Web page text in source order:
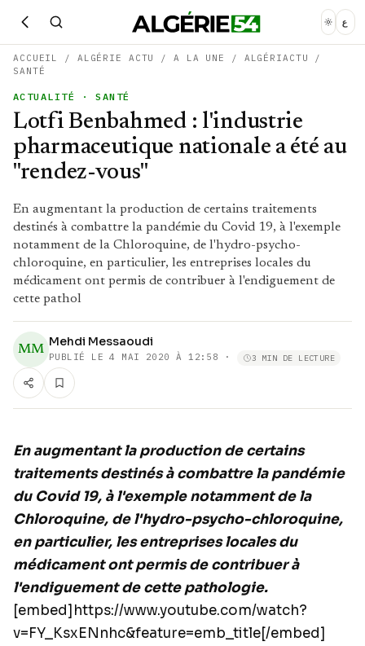
ع
ACCUEIL / ALGÉRIE ACTU /A LA UNE / ALGÉRIACTU
/
SANTÉ
ACTUALITÉ · SANTÉ
Lotfi Benbahmed : l'industrie
pharmaceutique nationale a été au
"rendez-vous"
En augmentant la production de certains traitements
destinés à combattre la pandémie du Covid 19, à l'exemple
notamment de la Chloroquine, de l'hydro-psycho-
chloroquine, en particulier, les entreprises locales du
médicament ont permis de contribuer à l'endiguement de
cette pathol
MM
Mehdi Messaoudi
PUBLIÉ LE4 MAI 2020 À 12:58 · 3 MIN DE LECTURE
En augmentant la production de certains
traitements destinés à combattre la pandémie
du Covid 19, à l'exemple notamment de la
Chloroquine, de l'hydro-psycho-chloroquine,
en particulier, les entreprises locales du
médicament ont permis de contribuer à
l'endiguement de cette pathologie.
[embed]https://www.youtube.com/watch?
v=FY_KsxENnhc&feature=emb_title[/embed]